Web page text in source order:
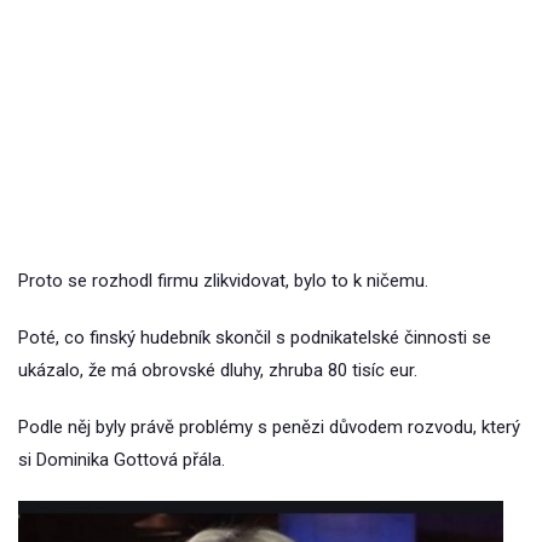
Proto se rozhodl firmu zlikvidovat, bylo to k ničemu.
Poté, co finský hudebník skončil s podnikatelské činnosti se
ukázalo, že má obrovské dluhy, zhruba 80 tisíc eur.
Podle něj byly právě problémy s penězi důvodem rozvodu, který
si Dominika Gottová přála.